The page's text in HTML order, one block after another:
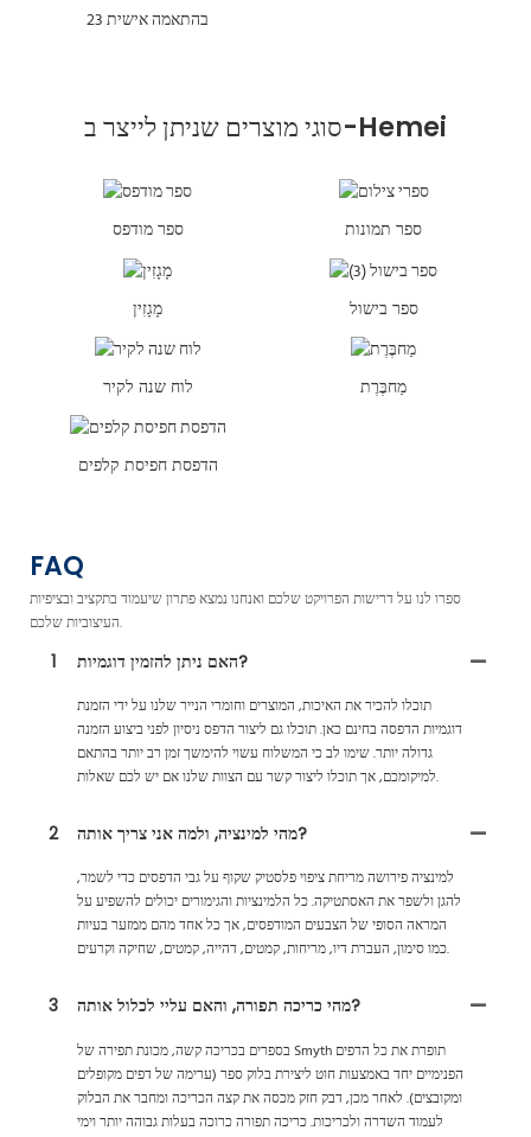
סוגי מוצרים שניתן לייצר ב-Hemei
ספר מודפס ספר תמונות
מָגָזִין ספר בישול
לוח שנה לקיר מַחבֶּרֶת
הדפסת חפיסת קלפים
FAQ
ספרו לנו על דרישות הפרויקט שלכם ואנחנו נמצא פתרון שיעמוד בתקציב ובציפיות
העיצוביות שלכם.
1
האם ניתן להזמין דוגמיות?
תוכלו להכיר את האיכות, המוצרים וחומרי הנייר שלנו על ידי הזמנת
דוגמיות הדפסה בחינם כאן. תוכלו גם ליצור הדפס ניסיון לפני ביצוע הזמנה
גדולה יותר. שימו לב כי המשלוח עשוי להימשך זמן רב יותר בהתאם
למיקומכם, אך תוכלו ליצור קשר עם הצוות שלנו אם יש לכם שאלות.
2
מהי למינציה, ולמה אני צריך אותה?
למינציה פירושה מריחת ציפוי פלסטיק שקוף על גבי הדפסים כדי לשמר,
להגן ולשפר את האסתטיקה. כל הלמינציות והגימורים יכולים להשפיע על
המראה הסופי של הצבעים המודפסים, אך כל אחד מהם ממזער בעיות
כמו סימון, העברת דיו, מריחות, קמטים, דהייה, קמטים, שחיקה וקרעים.
3
מהי כריכה תפורה, והאם עליי לכלול אותה?
בספרים בכריכה קשה, מכונת תפירה של Smyth תופרת את כל הדפים
הפנימיים יחד באמצעות חוט ליצירת בלוק ספר (ערימה של דפים מקופלים
ומקובצים). לאחר מכן, דבק חזק מכסה את קצה הכריכה ומחבר את הבלוק
לעמוד השדרה ולכריכות. כריכה תפורה כרוכה בעלות גבוהה יותר וימי